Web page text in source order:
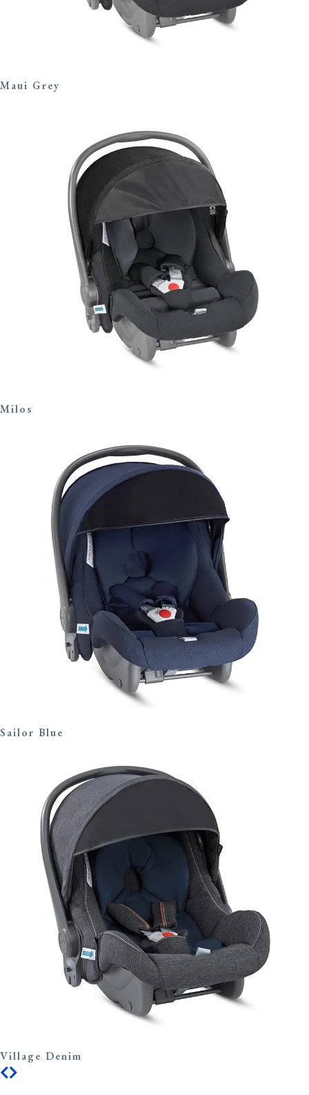
Maui Grey
Milos
Sailor Blue
Village Denim